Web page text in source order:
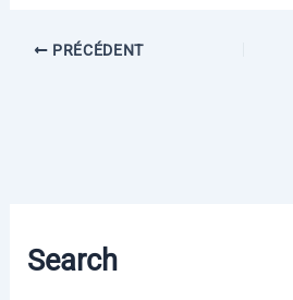
PRÉCÉDENT
Search